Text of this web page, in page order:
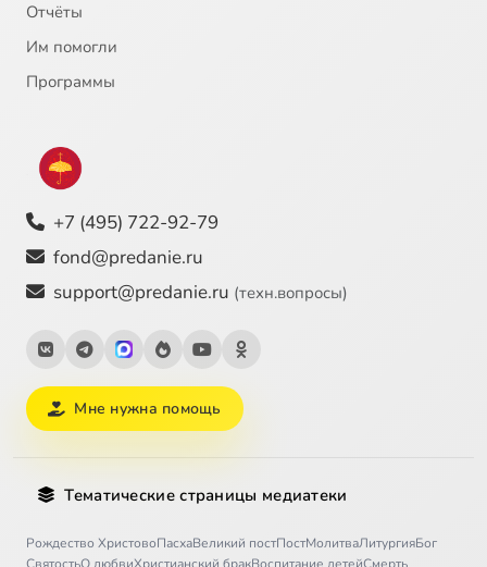
Отчёты
Им помогли
Программы
+7 (495) 722-92-79
fond@predanie.ru
support@predanie.ru (техн.вопросы)
Мне нужна помощь
Тематические страницы медиатеки
Рождество ХристовоПасхаВеликий постПостМолитваЛитургияБог